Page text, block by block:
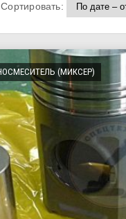
Сортировать:
(МИКСЕР)